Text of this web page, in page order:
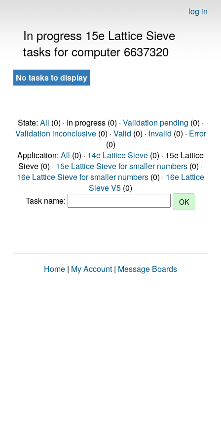
log in
In progress 15e Lattice Sieve
tasks for computer 6637320
No tasks to display
State: All (0) · In progress (0) · Validation pending (0) ·
Validation inconclusive(0) · Valid (0) · Invalid (0) · Error
(0)
Application: All (0) · 14e Lattice Sieve (0) · 15e Lattice
Sieve (0) · 15e Lattice Sieve for smaller numbers (0) ·
16e Lattice Sieve for smaller numbers (0) · 16e Lattice
Sieve V5 (0)
Task name:
Home | My Account | Message Boards